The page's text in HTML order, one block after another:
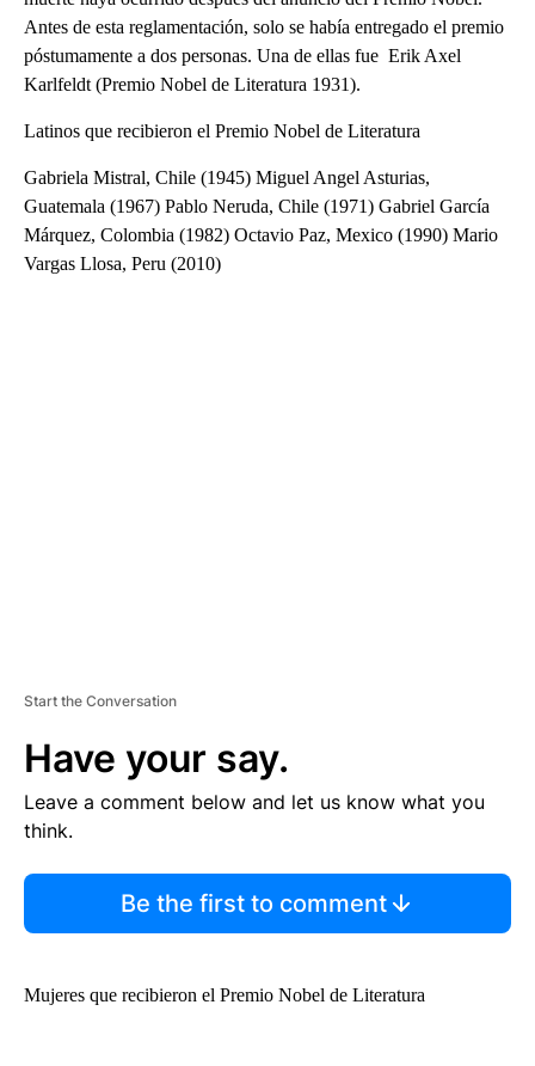
Antes de esta reglamentación, solo se había entregado el premio
póstumamente a dos personas. Una de ellas fue Erik Axel
Karlfeldt (Premio Nobel de Literatura 1931).
Latinos que recibieron el Premio Nobel de Literatura
Gabriela Mistral, Chile (1945) Miguel Angel Asturias,
Guatemala (1967) Pablo Neruda, Chile (1971) Gabriel García
Márquez, Colombia (1982) Octavio Paz, Mexico (1990) Mario
Vargas Llosa, Peru (2010)
Start the Conversation
Have your say.
Leave a comment below and let us know what you
think.
Be the first to comment
Mujeres que recibieron el Premio Nobel de Literatura